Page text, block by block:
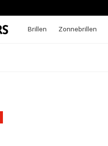
Brillen Zonnebrillen